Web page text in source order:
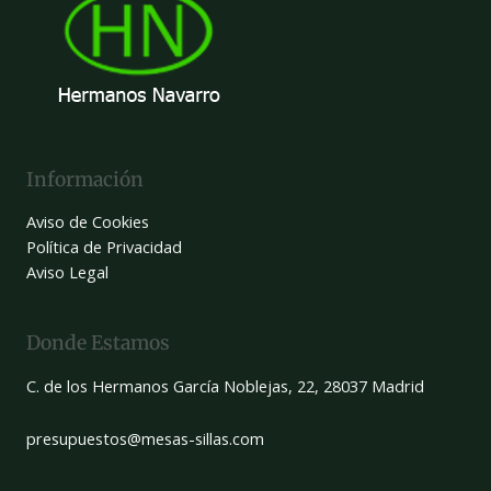
Información
Aviso de Cookies
Política de Privacidad
Aviso Legal
Donde Estamos
C. de los Hermanos García Noblejas, 22, 28037 Madrid
presupuestos@mesas-sillas.com